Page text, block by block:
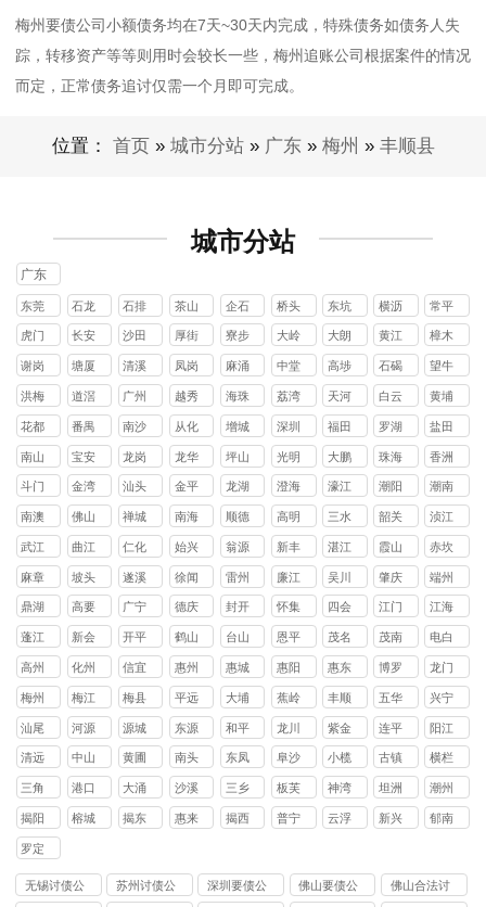
梅州要债公司小额债务均在7天~30天内完成，特殊债务如债务人失
踪，转移资产等等则用时会较长一些，梅州追账公司根据案件的情况
而定，正常债务追讨仅需一个月即可完成。
位置： 首页 » 城市分站» 广东» 梅州 » 丰顺县
城市分站
广东
东莞
石龙
镇
石排
镇
茶山
镇
企石
镇
桥头
镇
东坑
镇
横沥
镇
常平
镇
虎门
镇
长安
镇
沙田
镇
厚街
镇
寮步
镇
大岭
山镇
大朗
镇
黄江
镇
樟木
头镇
谢岗
镇
塘厦
镇
清溪
镇
凤岗
镇
麻涌
镇
中堂
镇
高埗
镇
石碣
镇
望牛
墩镇
洪梅
镇
道滘
镇
广州
越秀
区
海珠
区
荔湾
区
天河
区
白云
区
黄埔
区
花都
区
番禺
区
南沙
区
从化
区
增城
区
深圳
福田
区
罗湖
区
盐田
区
南山
区
宝安
区
龙岗
区
龙华
区
坪山
区
光明
区
大鹏
新区
珠海
香洲
区
斗门
区
金湾
区
汕头
金平
区
龙湖
区
澄海
区
濠江
区
潮阳
区
潮南
区
南澳
县
佛山
禅城
区
南海
区
顺德
区
高明
区
三水
区
韶关
浈江
区
武江
区
曲江
区
仁化
县
始兴
县
翁源
县
新丰
县
湛江
霞山
区
赤坎
区
麻章
区
坡头
区
遂溪
县
徐闻
县
雷州
市
廉江
市
吴川
市
肇庆
端州
区
鼎湖
区
高要
区
广宁
县
德庆
县
封开
县
怀集
县
四会
市
江门
江海
区
蓬江
区
新会
区
开平
县
鹤山
县
台山
县
恩平
县
茂名
茂南
区
电白
区
高州
市
化州
市
信宜
市
惠州
惠城
区
惠阳
区
惠东
县
博罗
县
龙门
县
梅州
梅江
区
梅县
区
平远
县
大埔
县
蕉岭
县
丰顺
县
五华
县
兴宁
市
汕尾 河源
源城
区
东源
县
和平
县
龙川
县
紫金
县
连平
县
阳江
清远 中山
黄圃
镇
南头
镇
东凤
镇
阜沙
镇
小榄
镇
古镇
镇
横栏
镇
三角
镇
港口
镇
大涌
镇
沙溪
镇
三乡
镇
板芙
镇
神湾
镇
坦洲
镇
潮州
揭阳
榕城
揭东
惠来
揭西
普宁
云浮
新兴
郁南
罗定
市
无锡讨债公
苏州讨债公
深圳要债公
佛山要债公
佛山合法讨